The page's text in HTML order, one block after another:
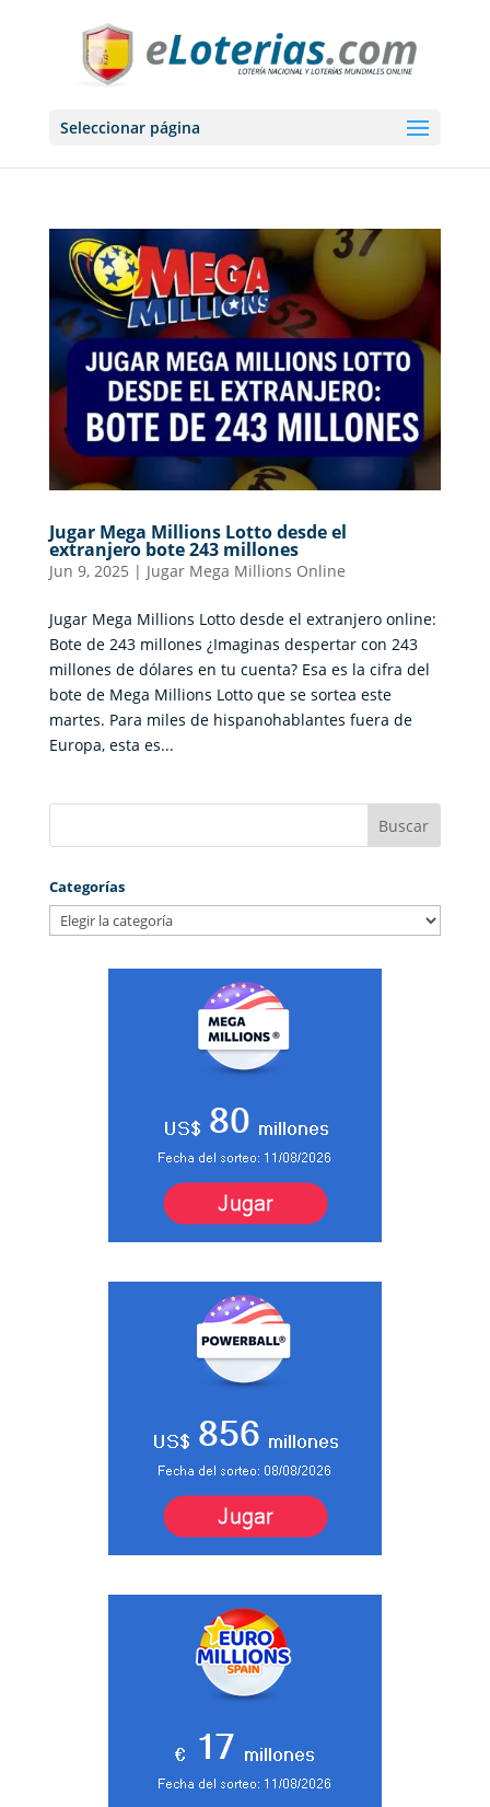
Seleccionar página
Jugar Mega Millions Lotto desde el
extranjero bote 243 millones
Jun 9, 2025 | Jugar Mega Millions Online
Jugar Mega Millions Lotto desde el extranjero online:
Bote de 243 millones ¿Imaginas despertar con 243
millones de dólares en tu cuenta? Esa es la cifra del
bote de Mega Millions Lotto que se sortea este
martes. Para miles de hispanohablantes fuera de
Europa, esta es...
Categorías
Categorías